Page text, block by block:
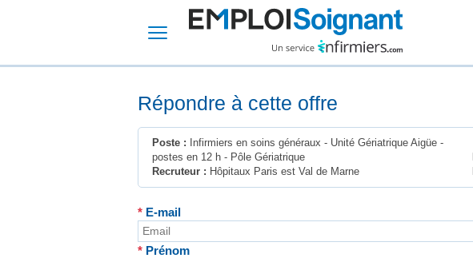
Répondre à cette offre
Poste :
Infirmiers en soins généraux - Unité Gériatrique Aigüe -
postes en 12 h - Pôle Gériatrique
Recruteur : Hôpitaux Paris est Val de Marne
* E-mail
* Prénom